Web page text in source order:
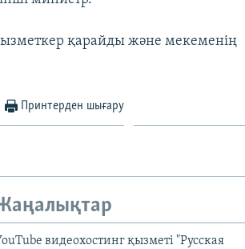
қарайды және мекеменің
Принтерден шығару
видеохостинг қызметі "Русская